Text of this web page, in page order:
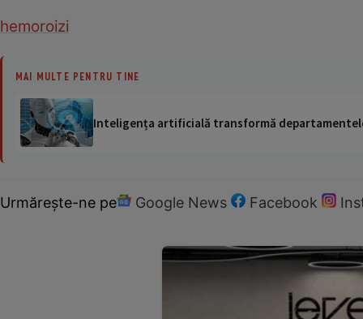
hemoroizi
MAI MULTE PENTRU TINE
Inteligența artificială transformă
Urmărește-ne pe Google News Facebook